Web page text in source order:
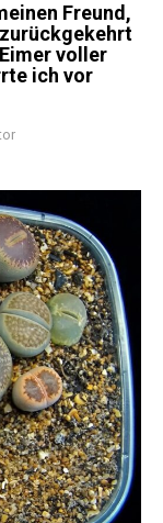
Freund,
voller
ich vor